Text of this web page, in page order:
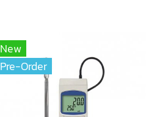
New
Pre-Order